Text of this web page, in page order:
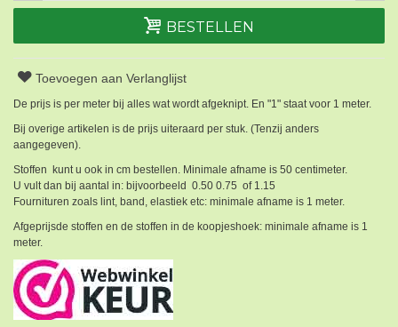
BESTELLEN
Toevoegen aan Verlanglijst
De prijs is per meter bij alles wat wordt afgeknipt. En "1" staat voor 1 meter.
Bij overige artikelen is de prijs uiteraard per stuk. (Tenzij anders
aangegeven).
Stoffen kunt u ook in cm bestellen. Minimale afname is 50 centimeter.
U vult dan bij aantal in: bijvoorbeeld 0.50 0.75 of 1.15
Fournituren zoals lint, band, elastiek etc: minimale afname is 1 meter.
Afgeprijsde stoffen en de stoffen in de koopjeshoek: minimale afname is 1
meter.